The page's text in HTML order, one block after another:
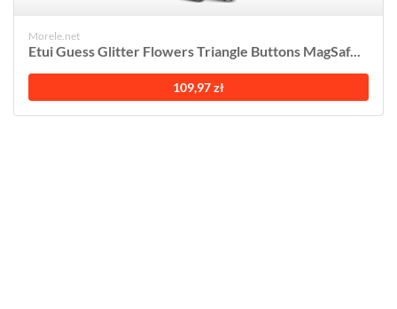
Morele.net
Etui Guess Glitter Flowers Triangle Buttons MagSaf...
109,97 zł